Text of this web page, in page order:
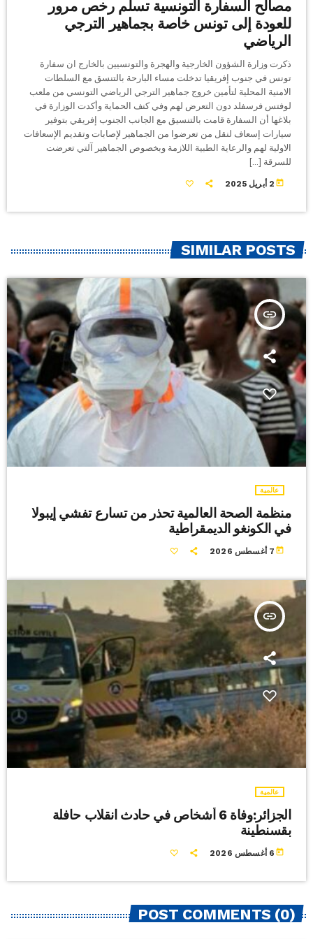
مصالح السفارة التونسية تسلم رخص مرور
للعودة إلى تونس خاصة بجماهير الترجي
الرياضي
ذكرت وزارة الشؤون الخارجية والهجرة والتونسيين بالخارج ان سفارة
تونس في جنوب إفريقيا تدخلت مساء البارحة بالتنسق مع السلطات
الامنية المحلية لتأمين خروج جماهير الترجي الرياضي التونسي من ملعب
لوفتس فرسفلد دون التعرض لهم وفي كنف الحماية وأكدت الوزارة في
بلاغها أن السفارة قامت بالتنسيق مع الجانب الجنوب إفريقي بتوفير
سيارات إسعاف لنقل من تعرضوا من الجماهير لإصابات وتقديم الإسعافات
الاولية لهم والرعاية الطبية اللازمة وبخصوص الجماهير آلتي تعرضت
للسرقة […]
today 2 أبريل 2025
SIMILAR POSTS
insert_link
عالمية
منظمة الصحة العالمية تحذر من تسارع تفشي إيبولا
في الكونغو الديمقراطية
today 7 أغسطس 2026
insert_link
عالمية
الجزائر:وفاة 6 أشخاص في حادث انقلاب حافلة
بقسنطينة
today 6 أغسطس 2026
POST COMMENTS (0)